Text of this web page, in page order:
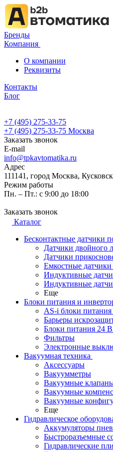
Бренды
Компания
О компании
Реквизиты
Контакты
Блог
+7 (495) 275-33-75
+7 (495) 275-33-75 Москва
Заказать звонок
E-mail
info@tpkavtomatika.ru
Адрес
111141, город Москва,
Режим работы
Пн. – Пт.: с 9:00 до 18:00
Заказать звонок
Каталог
Бесконтактные датчики
Датчики двойного
Датчики
Емкостные датчики
Индуктивные
Индуктивные
Еще
Блоки питания и
AS-i блоки питания
Барьеры
Блоки питания 24 В
Фильтры
Электронные
Вакуумная техника
Аксессуары
Вакуумметры
Вакуумные
Вакуумные
Вакуумные
Еще
Гидравлическое
Аккумуляторы
Быстроразъемные
Гидравлические